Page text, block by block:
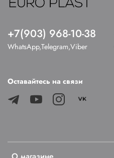
+7(903) 968-10-38
WhatsApp,Telegram,Viber
Оставайтесь на связи